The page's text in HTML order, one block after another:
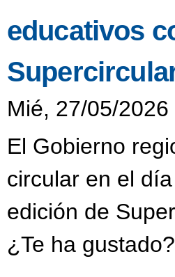
educativos
Mié, 27/05/
El Gobierno
circular en el
edición de
¿Te ha